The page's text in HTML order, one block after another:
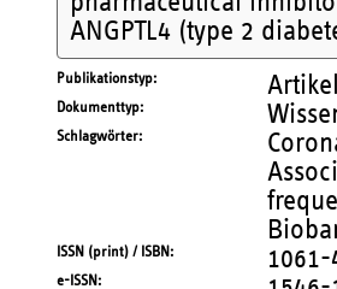
ANGPTL4 (type 2
Publikationstyp
Dokumenttyp
Schlagwörter
ISSN (print) / ISBN 1061-
e-ISSN